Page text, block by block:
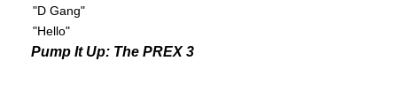
"D Gang"
"Hello"
Pump It Up: The PREX 3